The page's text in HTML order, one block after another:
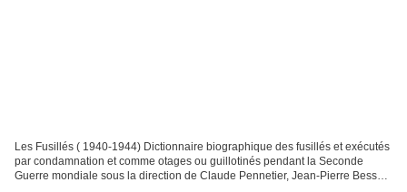
Les Fusillés ( 1940-1944) Dictionnaire biographique des fusillés et exécutés
par condamnation et comme otages ou guillotinés pendant la Seconde
Guerre mondiale sous la direction de Claude Pennetier, Jean-Pierre Besse,